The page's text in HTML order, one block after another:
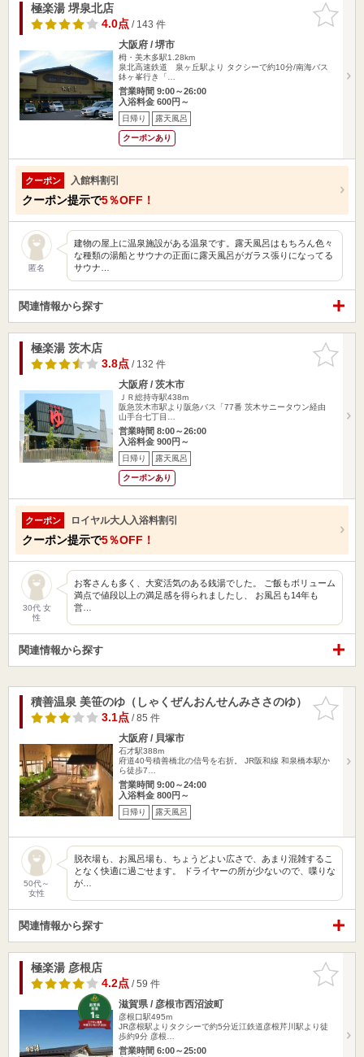
お気に入
りに追加
極楽湯 堺泉北店
4.0点/ 143 件
大阪府 / 堺市
栂・美木多駅1.28km
泉北高速鉄道 泉ヶ丘駅より タクシーで約10分/南海バス
鉢ヶ峯行き「…
営業時間 9:00～26:00
入浴料金 600円～
日帰り 露天風呂
クーポンあり
クーポン 入館料割引
クーポン提示で5％OFF！
匿名
建物の屋上に温泉施設がある温泉です。露天風呂はもちろん色々
な種類の湯船とサウナの正面に露天風呂がガラス張りになってる
サウナ…
関連情報から探す
お気に入
りに追加
極楽湯 茨木店
3.8点/ 132 件
大阪府 / 茨木市
ＪＲ総持寺駅438m
阪急茨木市駅より阪急バス「77番 茨木サニータウン経由
山手台七丁目…
営業時間 8:00～26:00
入浴料金 900円～
日帰り 露天風呂
クーポンあり
クーポン ロイヤル大人入浴料割引
クーポン提示で5％OFF！
30代 女
性
お客さんも多く、大変活気のある銭湯でした。 ご飯もボリューム
満点で値段以上の満足感を得られましたし、 お風呂も14年も
営…
関連情報から探す
お気に入
りに追加
積善温泉 美笹のゆ（しゃくぜんおんせんみささのゆ）
3.1点/ 85 件
大阪府 / 貝塚市
石才駅388m
府道40号積善橋北の信号を右折。 JR阪和線 和泉橋本駅か
ら徒歩7…
営業時間 9:00～24:00
入浴料金 800円～
日帰り 露天風呂
50代～
女性
脱衣場も、お風呂場も、ちょうどよい広さで、あまり混雑するこ
となく快適に過ごせます。 ドライヤーの所が少ないので、喋りな
が…
関連情報から探す
お気に入
りに追加
極楽湯 彦根店
4.2点/ 59 件
滋賀県 / 彦根市西沼波町
彦根口駅495m
JR彦根駅よりタクシーで約5分近江鉄道彦根芹川駅より徒
歩約9分 彦根…
営業時間 6:00～25:00